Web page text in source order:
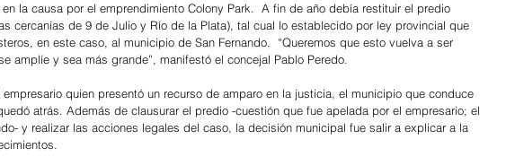
la causa por el emprendimiento Colony Park.  A fin de año debía restituir el predio
cercanías de 9 de Julio y Río de la Plata), tal cual lo establecido por ley provincial que
en este caso, al municipio de San Fernando.  “Queremos que esto vuelva a ser
amplíe y sea más grande”, manifestó el concejal Pablo Peredo.
empresario quien presentó un recurso de amparo en la justicia, el municipio que conduce
atrás. Además de clausurar el predio -cuestión que fue apelada por el empresario; el
y realizar las acciones legales del caso, la decisión municipal fue salir a explicar a la